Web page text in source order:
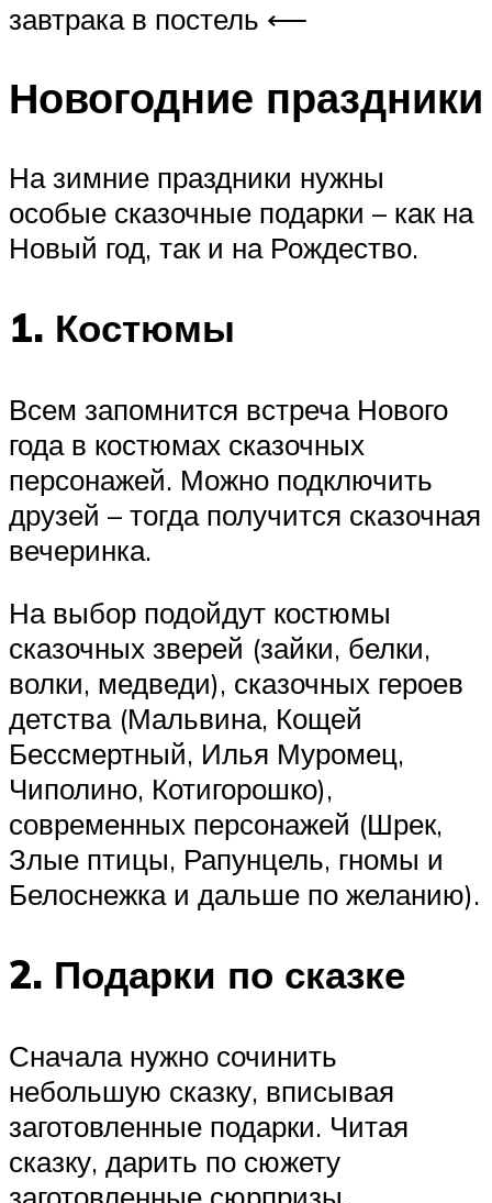
завтрака в постель ⟵
Новогодние праздники
На зимние праздники нужны
особые сказочные подарки – как на
Новый год, так и на Рождество.
1. Костюмы
Всем запомнится встреча Нового
года в костюмах сказочных
персонажей. Можно подключить
друзей – тогда получится сказочная
вечеринка.
На выбор подойдут костюмы
сказочных зверей (зайки, белки,
волки, медведи), сказочных героев
детства (Мальвина, Кощей
Бессмертный, Илья Муромец,
Чиполино, Котигорошко),
современных персонажей (Шрек,
Злые птицы, Рапунцель, гномы и
Белоснежка и дальше по желанию).
2. Подарки по сказке
Сначала нужно сочинить
небольшую сказку, вписывая
заготовленные подарки. Читая
сказку, дарить по сюжету